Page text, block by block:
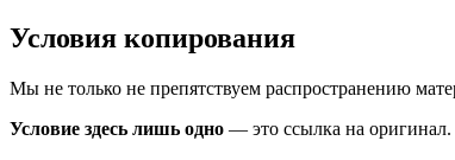
Условия копирования
Мы не только не препятствуем распространению
Условие здесь лишь одно — это ссылка на оригинал.